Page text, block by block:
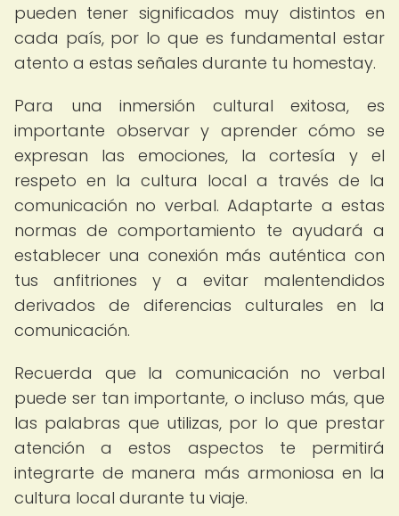
pueden tener significados muy distintos en
cada país, por lo que es fundamental estar
atento a estas señales durante tu homestay.
Para una inmersión cultural exitosa, es
importante observar y aprender cómo se
expresan las emociones, la cortesía y el
respeto en la cultura local a través de la
comunicación no verbal. Adaptarte a estas
normas de comportamiento te ayudará a
establecer una conexión más auténtica con
tus anfitriones y a evitar malentendidos
derivados de diferencias culturales en la
comunicación.
Recuerda que la comunicación no verbal
puede ser tan importante, o incluso más, que
las palabras que utilizas, por lo que prestar
atención a estos aspectos te permitirá
integrarte de manera más armoniosa en la
cultura local durante tu viaje.